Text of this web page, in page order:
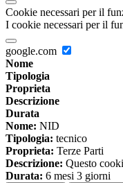
Cookie necessari per il
I cookie necessari per il
google.com
Nome
Tipologia
Proprieta
Descrizione
Durata
Nome: NID
Tipologia: tecnico
Proprieta: Terze Parti
Descrizione: Questo
Durata: 6 mesi 3 giorni